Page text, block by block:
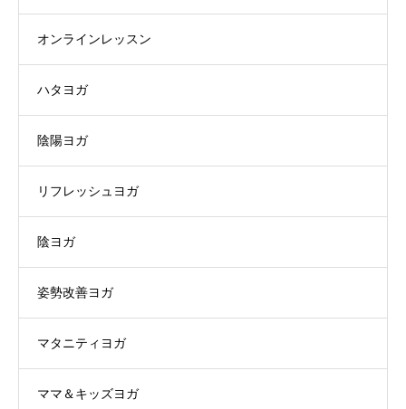
オンラインレッスン
ハタヨガ
陰陽ヨガ
リフレッシュヨガ
陰ヨガ
姿勢改善ヨガ
マタニティヨガ
ママ＆キッズヨガ